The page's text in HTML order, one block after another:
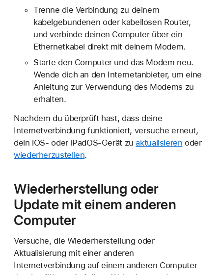
Trenne die Verbindung zu deinem
kabelgebundenen oder kabellosen Router,
und verbinde deinen Computer über ein
Ethernetkabel direkt mit deinem Modem.
Starte den Computer und das Modem neu.
Wende dich an den Internetanbieter, um eine
Anleitung zur Verwendung des Modems zu
erhalten.
Nachdem du überprüft hast, dass deine
Internetverbindung funktioniert, versuche erneut,
dein iOS- oder iPadOS-Gerät zuaktualisieren oder
wiederherzustellen.
Wiederherstellung oder
Update mit einem anderen
Computer
Versuche, die Wiederherstellung oder
Aktualisierung mit einer anderen
Internetverbindung auf einem anderen Computer